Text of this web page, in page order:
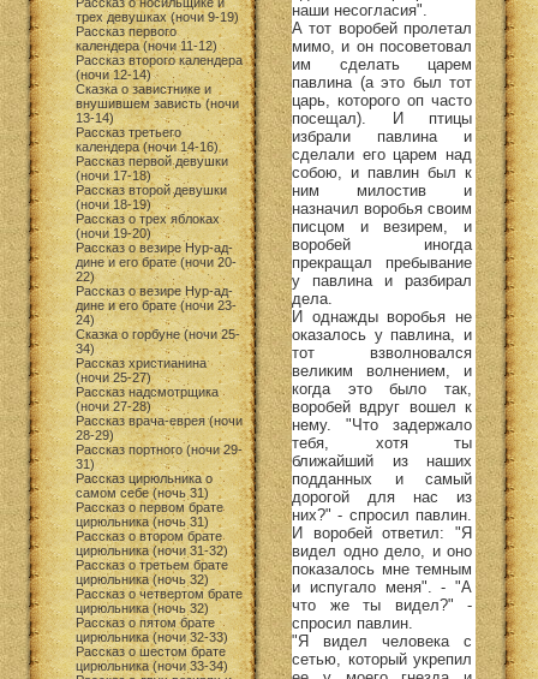
трех девушках (ночи 9-19)
Рассказ первого
календера (ночи 11-12)
Рассказ второго календера
(ночи 12-14)
Сказка о завистнике и
внушившем зависть (ночи
13-14)
Рассказ третьего
календера (ночи 14-16)
Рассказ первой девушки
(ночи 17-18)
Рассказ второй девушки
(ночи 18-19)
Рассказ о трех яблоках
(ночи 19-20)
Рассказ о везире Нур-ад-
дине и его брате (ночи 20-
22)
Рассказ о везире Нур-ад-
дине и его брате (ночи 23-
24)
Сказка о горбуне (ночи 25-
34)
Рассказ христианина
(ночи 25-27)
Рассказ надсмотрщика
(ночи 27-28)
Рассказ врача-еврея (ночи
28-29)
Рассказ портного (ночи 29-
31)
Рассказ цирюльника о
самом себе (ночь 31)
Рассказ о первом брате
цирюльника (ночь 31)
Рассказ о втором брате
цирюльника (ночи 31-32)
Рассказ о третьем брате
цирюльника (ночь 32)
Рассказ о четвертом брате
цирюльника (ночь 32)
Рассказ о пятом брате
цирюльника (ночи 32-33)
Рассказ о шестом брате
цирюльника (ночи 33-34)
наши несогласия".
А тот воробей пролетал
мимо, и он посоветовал
им сделать царем
павлина (а это был тот
царь, которого оп часто
посещал). И птицы
избрали павлина и
сделали его царем над
собою, и павлин был к
ним милостив и
назначил воробья своим
писцом и везирем, и
воробей иногда
прекращал пребывание
у павлина и разбирал
дела.
И однажды воробья не
оказалось у павлина, и
тот взволновался
великим волнением, и
когда это было так,
воробей вдруг вошел к
нему. "Что задержало
тебя, хотя ты
ближайший из наших
подданных и самый
дорогой для нас из
них?" - спросил павлин.
И воробей ответил: "Я
видел одно дело, и оно
показалось мне темным
и испугало меня". - "А
что же ты видел?" -
спросил павлин.
"Я видел человека с
сетью, который укрепил